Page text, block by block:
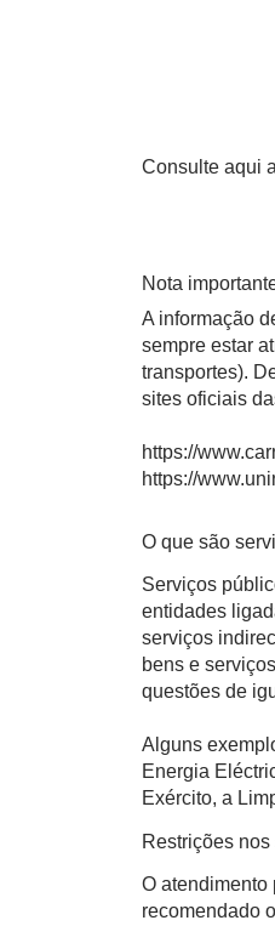
Consulte aqui
Nota
A informação
sempre estar
transportes).
sites oficiais
https://
https://
O que são
Serviços
entidades
serviços
bens e
questões de
Alguns
Energia
Exército, a
Restrições
O atendimento
recomendado